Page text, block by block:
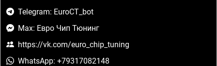
Telegram: EuroCT_bot
Max: Евро Чип Тюнинг
https://vk.com/euro_chip_tuning
WhatsApp: +79317082148